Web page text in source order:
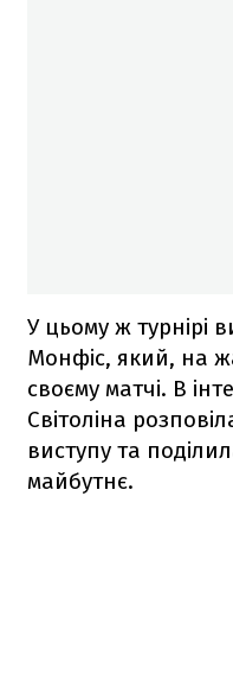
У цьому ж турнірі
Монфіс, який, на
своєму матчі. В
Світоліна
виступу та
майбутнє.